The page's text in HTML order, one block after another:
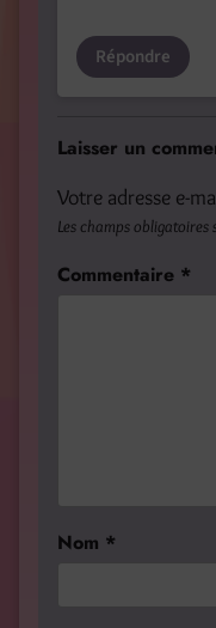
Répondre
Laisser un
Votre adresse e-
Les champs obligatoires
Commentaire *
Nom *